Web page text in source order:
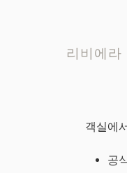
리비에
객실에
공